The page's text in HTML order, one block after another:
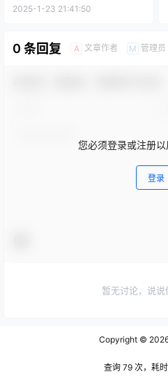
2025-1-23 21:41:50
0 条回复 A 文章作者 M 管理员
您必须登录或注册
登录
暂无讨论，说说
Copyright ©
查询 79 次，耗